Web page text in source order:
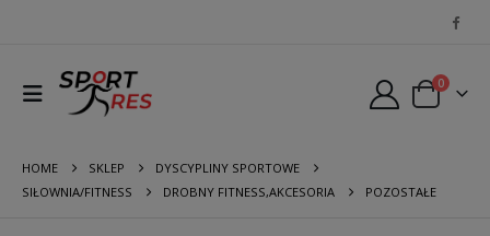
0
HOME SKLEP
DYSCYPLINY SPORTOWE
SIŁOWNIA/FITNESS
DROBNY FITNESS,AKCESORIA POZOSTAŁE